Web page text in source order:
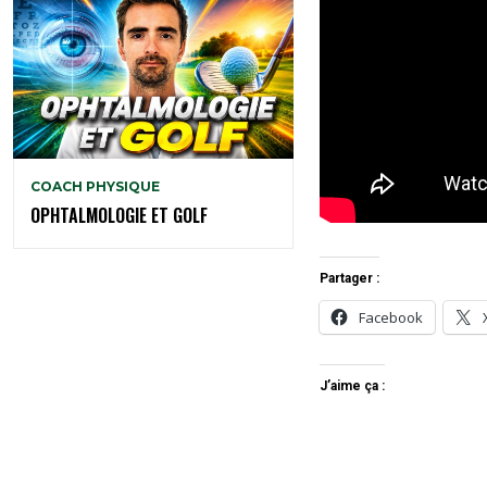
COACH PHYSIQUE
OPHTALMOLOGIE ET GOLF
Partager :
Facebook
J’aime ça :